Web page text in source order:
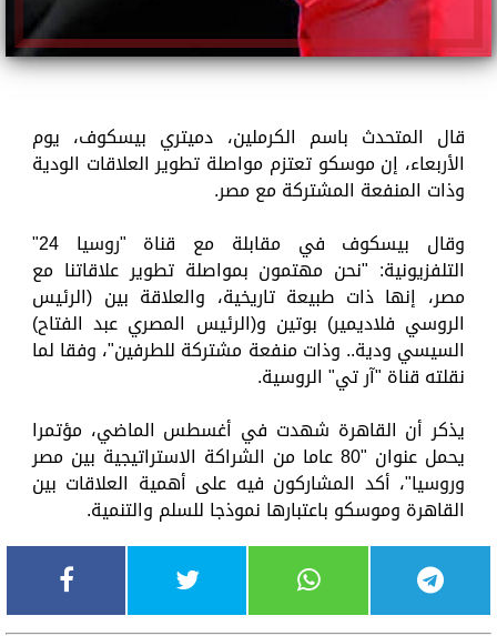
قال المتحدث باسم الكرملين، دميتري بيسكوف، يوم
الأربعاء، إن موسكو تعتزم مواصلة تطوير العلاقات الودية
وذات المنفعة المشتركة مع مصر.
وقال بيسكوف في مقابلة مع قناة "روسيا 24"
التلفزيونية: "نحن مهتمون بمواصلة تطوير علاقاتنا مع
مصر، إنها ذات طبيعة تاريخية، والعلاقة بين (الرئيس
الروسي فلاديمير) بوتين و(الرئيس المصري عبد الفتاح)
السيسي ودية.. وذات منفعة مشتركة للطرفين"، وفقا لما
نقلته قناة "آر تي" الروسية.
يذكر أن القاهرة شهدت في أغسطس الماضي، مؤتمرا
يحمل عنوان "80 عاما من الشراكة الاستراتيجية بين مصر
وروسيا"، أكد المشاركون فيه على أهمية العلاقات بين
القاهرة وموسكو باعتبارها نموذجا للسلم والتنمية.